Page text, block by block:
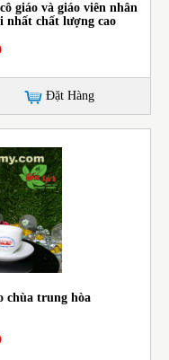
giáo và giáo viên nhân
nhất chất lượng cao
Đặt Hàng
chùa trung hòa